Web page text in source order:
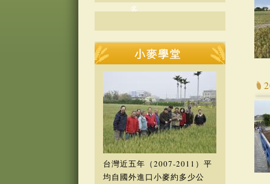
多
台灣近五年（2007-2011）平
均自國外進口小麥約多少公